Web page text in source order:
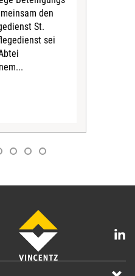
den
St.
sei